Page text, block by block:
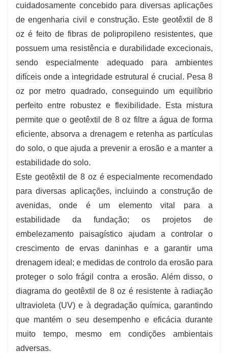
-Filtragem eficaz: Permite a passagem da
água, preservando as partículas do solo,
impedindo a erosão e mantendo a integridade
do solo.
-Fácil de instalar: Leve e flexível, simplificando
a gestão e a instalação no local.
Resistência à degradação
: Possui uma
incrível resistência à radiação ultravioleta e a
substâncias químicas, garantindo um
desempenho global a longo prazo em diversas
condições.
cuidadosamente concebido para diversas aplicações
de engenharia civil e construção. Este geotêxtil de 8
oz é feito de fibras de polipropileno resistentes, que
possuem uma resistência e durabilidade excecionais,
sendo especialmente adequado para ambientes
difíceis onde a integridade estrutural é crucial. Pesa 8
oz por metro quadrado, conseguindo um equilíbrio
perfeito entre robustez e flexibilidade. Esta mistura
permite que o geotêxtil de 8 oz filtre a água de forma
eficiente, absorva a drenagem e retenha as partículas
do solo, o que ajuda a prevenir a erosão e a manter a
estabilidade do solo.
Este geotêxtil de 8 oz é especialmente recomendado
para diversas aplicações, incluindo a construção de
avenidas, onde é um elemento vital para a
estabilidade da fundação; os projetos de
embelezamento paisagístico ajudam a controlar o
crescimento de ervas daninhas e a garantir uma
drenagem ideal; e medidas de controlo da erosão para
proteger o solo frágil contra a erosão. Além disso, o
diagrama do geotêxtil de 8 oz é resistente à radiação
ultravioleta (UV) e à degradação química, garantindo
que mantém o seu desempenho e eficácia durante
muito tempo, mesmo em condições ambientais
adversas.